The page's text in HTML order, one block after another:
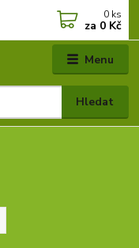
Menu
Hledat
0 ks
za 0 Kč